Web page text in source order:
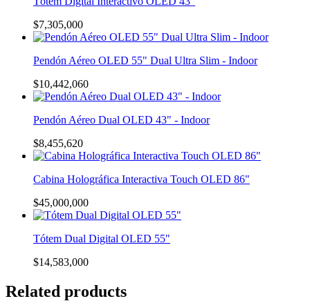
$7,305,000
Pendón Aéreo OLED 55" Dual Ultra Slim - Indoor
$10,442,060
Pendón Aéreo Dual OLED 43" - Indoor
$8,455,620
Cabina Holográfica Interactiva Touch OLED 86"
$45,000,000
Tótem Dual Digital OLED 55"
$14,583,000
Related products